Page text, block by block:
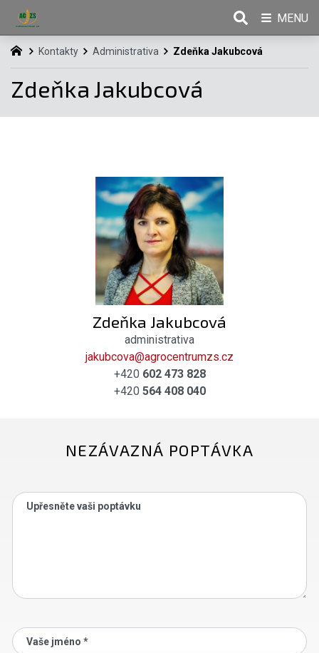
Kontakty Administrativa Zdeňka Jakubcová
Zdeňka Jakubcová
Zdeňka Jakubcová
administrativa
jakubcova@agrocentrumzs.cz
+420 602 473 828
+420 564 408 040
NEZÁVAZNÁ POPTÁVKA
Upřesněte vaši poptávku
Vaše jméno *
MENU